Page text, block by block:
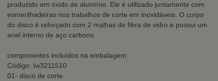
produzido em óxido de alumínio. Ele é utilizado juntamente com
esmerilhadeiras nos trabalhos de corte em inoxidáveis. O corpo
do disco é reforçado com 2 malhas de fibra de vidro e possui um
anel interno de aço carbono
componentes incluídos na embalagem:
Código: Iw3211510
01- disco de corte